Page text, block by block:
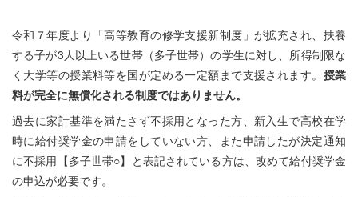
令和７年度より「高等教育の修学支援新制度」が拡充され、扶養
する子が3人以上いる世帯（多子世帯）の学生に対し、所得制限な
く大学等の授業料等を国が定める一定額まで支援されます。 授業
料が完全に無償化される制度ではありません。
過去に家計基準を満たさず不採用となった方、新入生で高校在学
時に給付奨学金の申請をしていない方、また申請したが決定通知
に不採用【多子世帯○】と表記されている方は、改めて給付奨学金
の申込が必要です。